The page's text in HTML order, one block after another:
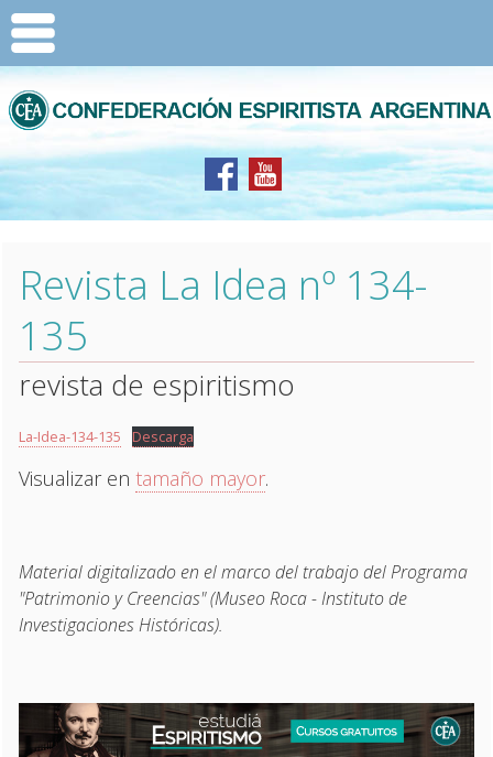
Revista La Idea nº 134-
135
revista de espiritismo
La-Idea-134-135 Descarga
Visualizar entamaño mayor.
Material digitalizado en el marco del trabajo del Programa
"Patrimonio y Creencias" (Museo Roca - Instituto de
Investigaciones Históricas).